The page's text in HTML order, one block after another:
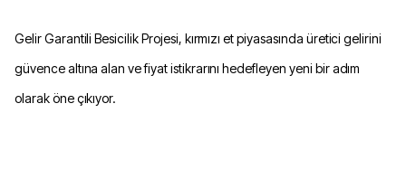
Gelir Garantili Besicilik Projesi, kırmızı et piyasasında üretici gelirini
güvence altına alan ve fiyat istikrarını hedefleyen yeni bir adım
olarak öne çıkıyor.